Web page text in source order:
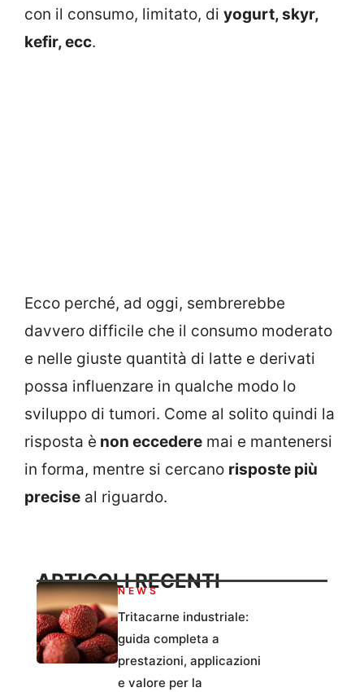
con il consumo, limitato, di yogurt, skyr,
kefir, ecc.
Ecco perché, ad oggi, sembrerebbe
davvero difficile che il consumo moderato
e nelle giuste quantità di latte e derivati
possa influenzare in qualche modo lo
sviluppo di tumori. Come al solito quindi la
risposta è non eccedere mai e mantenersi
in forma, mentre si cercano risposte più
precise al riguardo.
ARTICOLI RECENTI
NEWS
Tritacarne industriale:
guida completa a
prestazioni, applicazioni
e valore per la